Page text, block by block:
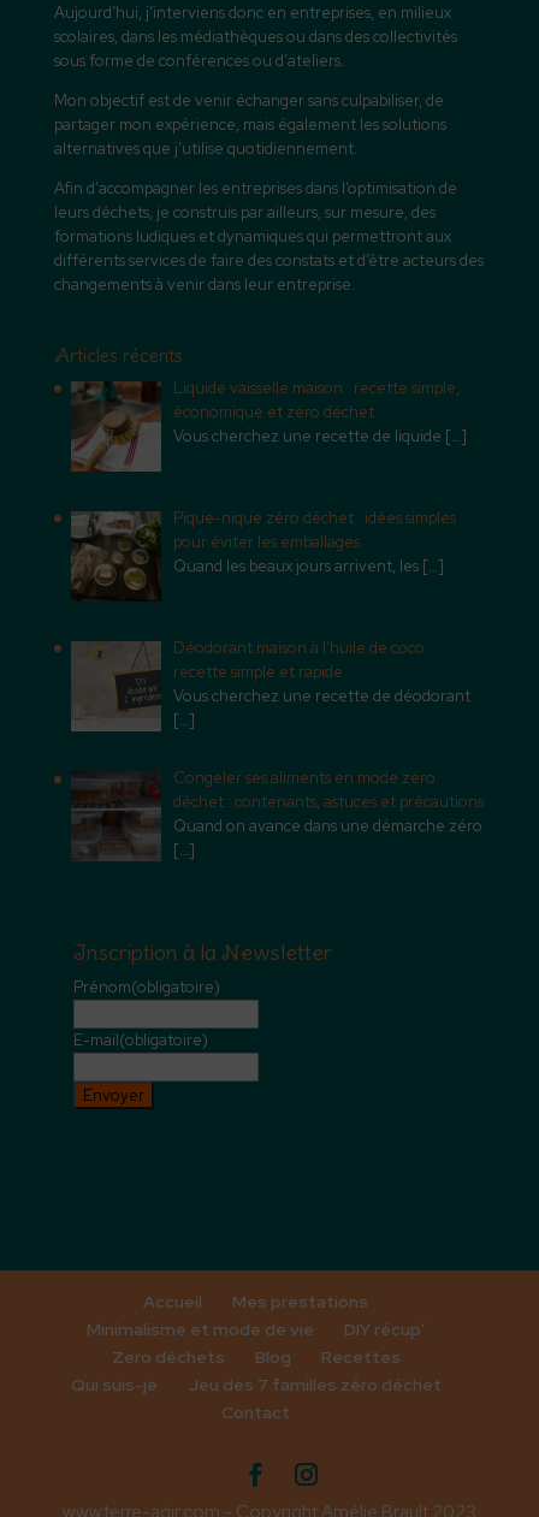
Aujourd’hui, j’interviens donc en entreprises, en milieux
scolaires, dans les médiathèques ou dans des collectivités
sous forme de conférences ou d’ateliers.
Mon objectif est de venir échanger sans culpabiliser, de
partager mon expérience, mais également les solutions
alternatives que j’utilise quotidiennement.
Afin d’accompagner les entreprises dans l’optimisation de
leurs déchets, je construis par ailleurs, sur mesure, des
formations ludiques et dynamiques qui permettront aux
différents services de faire des constats et d’être acteurs des
changements à venir dans leur entreprise.
Articles récents
Liquide vaisselle maison : recette simple,
économique et zéro déchet
Vous cherchez une recette de liquide […]
Pique-nique zéro déchet : idées simples
pour éviter les emballages
Quand les beaux jours arrivent, les […]
Déodorant maison à l’huile de coco :
recette simple et rapide
Vous cherchez une recette de déodorant
[…]
Congeler ses aliments en mode zéro
déchet : contenants, astuces et précautions
Quand on avance dans une démarche zéro
[…]
Inscription à la Newsletter
Prénom(obligatoire)
E-mail(obligatoire)
Envoyer
Accueil
Mes prestations
Minimalisme et mode de vie
DIY récup’
Zero déchets
Blog
Recettes
Qui suis-je
Jeu des 7 familles zéro déchet
Contact